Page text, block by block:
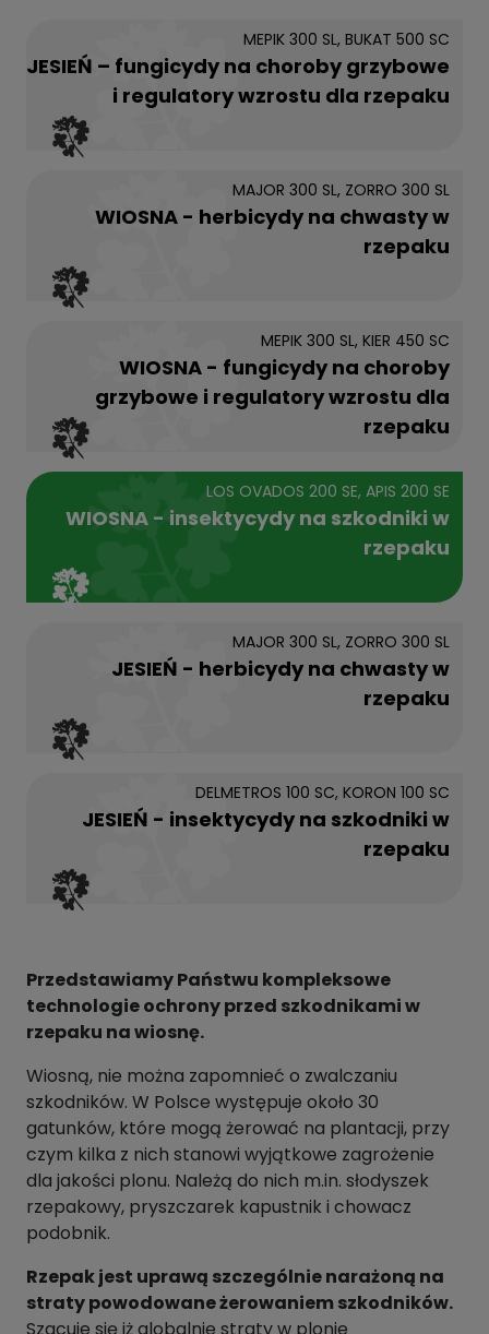
MEPIK 300 SL, BUKAT 500 SC
JESIEŃ – fungicydy na choroby grzybowe
i regulatory wzrostu dla rzepaku
MAJOR 300 SL, ZORRO 300 SL
WIOSNA - herbicydy na chwasty w
rzepaku
MEPIK 300 SL, KIER 450 SC
WIOSNA - fungicydy na choroby
grzybowe i regulatory wzrostu dla
rzepaku
LOS OVADOS 200 SE, APIS 200 SE
WIOSNA - insektycydy na szkodniki w
rzepaku
MAJOR 300 SL, ZORRO 300 SL
JESIEŃ - herbicydy na chwasty w
rzepaku
DELMETROS 100 SC, KORON 100 SC
JESIEŃ - insektycydy na szkodniki w
rzepaku
Przedstawiamy Państwu kompleksowe
technologie ochrony przed szkodnikami w
rzepaku na wiosnę.
Wiosną, nie można zapomnieć o zwalczaniu
szkodników. W Polsce występuje około 30
gatunków, które mogą żerować na plantacji, przy
czym kilka z nich stanowi wyjątkowe zagrożenie
dla jakości plonu. Należą do nich m.in. słodyszek
rzepakowy, pryszczarek kapustnik i chowacz
podobnik.
Rzepak jest uprawą szczególnie narażoną na
straty powodowane żerowaniem szkodników.